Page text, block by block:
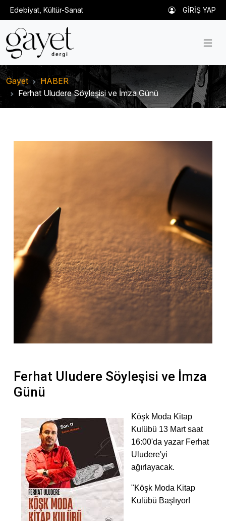
Edebiyat, Kültür-Sanat GİRİŞ YAP
Gayet
HABER
Ferhat Uludere Söyleşisi ve İmza Günü
Ferhat Uludere Söyleşisi ve İmza
Günü
Köşk Moda Kitap
Kulübü 13 Mart saat
16:00'da yazar Ferhat
Uludere'yi
ağırlayacak.
"Köşk Moda Kitap
Kulübü Başlıyor!